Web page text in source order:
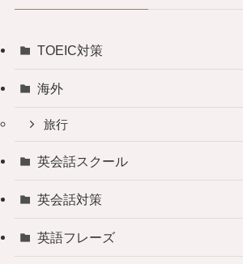
TOEIC対策
海外
旅行
英会話スクール
英会話対策
英語フレーズ